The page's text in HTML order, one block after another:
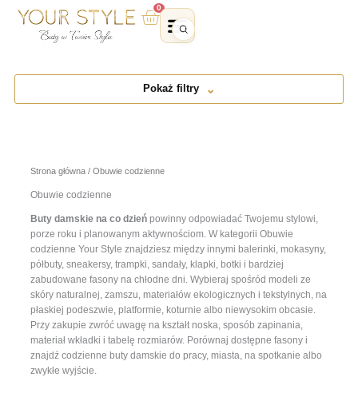
0
Wózek
Pokaż filtry
Strona główna / Obuwie codzienne
Obuwie codzienne
Buty damskie na co dzień powinny odpowiadać Twojemu stylowi,
porze roku i planowanym aktywnościom. W kategorii Obuwie
codzienne Your Style znajdziesz między innymi balerinki, mokasyny,
półbuty, sneakersy, trampki, sandały, klapki, botki i bardziej
zabudowane fasony na chłodne dni. Wybieraj spośród modeli ze
skóry naturalnej, zamszu, materiałów ekologicznych i tekstylnych, na
płaskiej podeszwie, platformie, koturnie albo niewysokim obcasie.
Przy zakupie zwróć uwagę na kształt noska, sposób zapinania,
materiał wkładki i tabelę rozmiarów. Porównaj dostępne fasony i
znajdź codzienne buty damskie do pracy, miasta, na spotkanie albo
zwykłe wyjście.